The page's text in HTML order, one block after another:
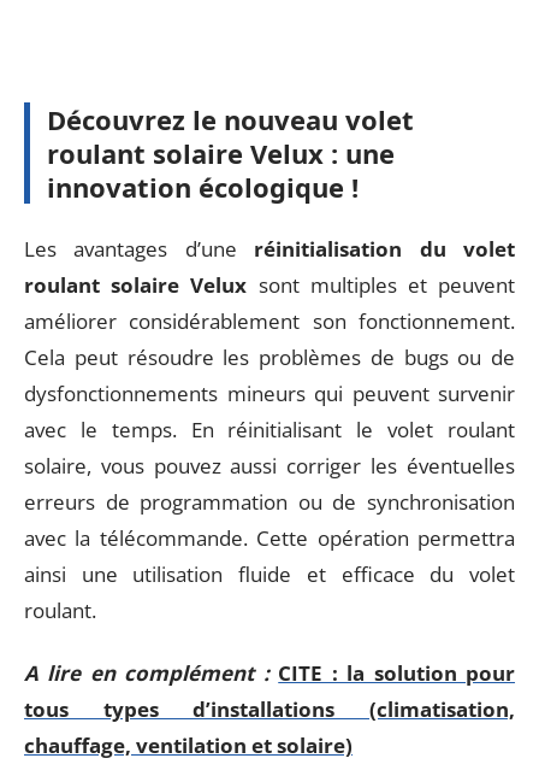
Découvrez le nouveau volet
roulant solaire Velux : une
innovation écologique !
Les avantages d’une réinitialisation du volet
roulant solaire Velux sont multiples et peuvent
améliorer considérablement son fonctionnement.
Cela peut résoudre les problèmes de bugs ou de
dysfonctionnements mineurs qui peuvent survenir
avec le temps. En réinitialisant le volet roulant
solaire, vous pouvez aussi corriger les éventuelles
erreurs de programmation ou de synchronisation
avec la télécommande. Cette opération permettra
ainsi une utilisation fluide et efficace du volet
roulant.
A lire en complément : CITE : la solution pour
tous types d’installations (climatisation,
chauffage, ventilation et solaire)